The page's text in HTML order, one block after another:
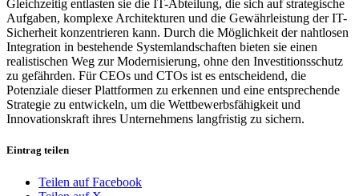
Gleichzeitig entlasten sie die IT-Abteilung, die sich auf strategische
Aufgaben, komplexe Architekturen und die Gewährleistung der IT-
Sicherheit konzentrieren kann. Durch die Möglichkeit der nahtlosen
Integration in bestehende Systemlandschaften bieten sie einen
realistischen Weg zur Modernisierung, ohne den Investitionsschutz
zu gefährden. Für CEOs und CTOs ist es entscheidend, die
Potenziale dieser Plattformen zu erkennen und eine entsprechende
Strategie zu entwickeln, um die Wettbewerbsfähigkeit und
Innovationskraft ihres Unternehmens langfristig zu sichern.
Eintrag teilen
Teilen auf Facebook